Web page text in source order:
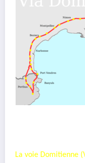
La voie Domitienne